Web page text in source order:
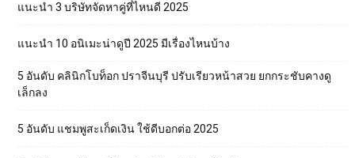
แนะนำ 3 บริษัทจัดหาคู่ที่ไหนดี 2025
แนะนำ 10 อนิเมะน่าดูปี 2025 มีเรื่องไหนบ้าง
5 อันดับ คลินิกโบท็อก ปราจีนบุรี ปรับเรียวหน้าสวย ยกกระชับคางดู
เล็กลง
5 อันดับ แชมพูสะเก็ดเงิน ใช้ดีบอกต่อ 2025